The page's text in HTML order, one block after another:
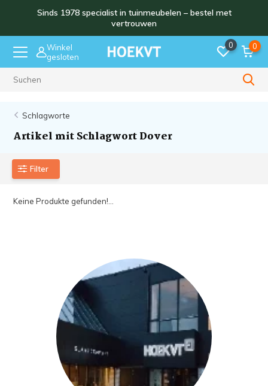
Sinds 1978 specialist in tuinmeubelen – bestel met
vertrouwen
Winkel
gesloten
0 0
Schlagworte
Artikel mit Schlagwort Dover
Filter
Keine Produkte gefunden!...